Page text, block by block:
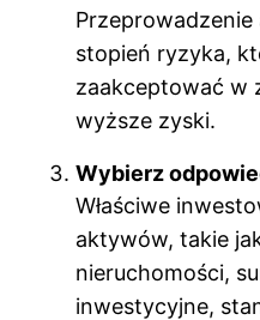
stopień ryzyka,
zaakceptować w
wyższe zyski.
Wybierz
Właściwe
aktywów, takie
nieruchomości,
inwestycyjne,